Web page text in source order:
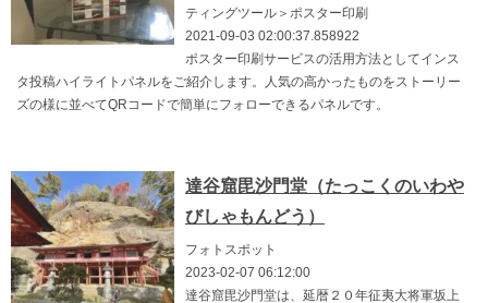
ティングツール＞ポスター印刷
2021-09-03 02:00:37.858922
ポスター印刷サービスの活用方法としてインス
タ投稿ハイライトパネルをご紹介します。人気の高かったものをストーリー
ズの様に並べてQRコードで簡単にフォローできるパネルです。
達谷窟毘沙門堂（たっこくのいわや
びしゃもんどう）
フォトスポット
2023-02-07 06:12:00
達谷窟毘沙門堂は、延暦２０年征夷大将軍坂上